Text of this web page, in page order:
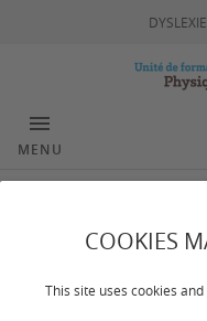
COOKIES
This site uses cookies
DYSLEXIE
MENU